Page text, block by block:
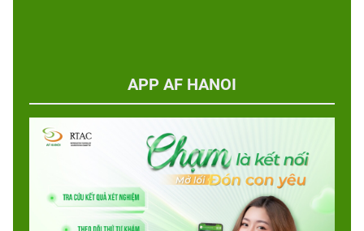
APP AF HANOI